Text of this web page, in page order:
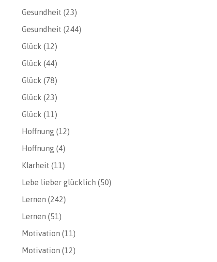
Gesundheit (23)
Gesundheit (244)
Glück (12)
Glück (44)
Glück (78)
Glück (23)
Glück (11)
Hoffnung(12)
Hoffnung(4)
Klarheit (11)
Lebe lieber glücklich (50)
Lernen (242)
Lernen (51)
Motivation (11)
Motivation (12)